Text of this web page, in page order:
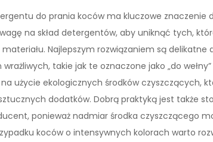
do prania koców ma kluczowe znaczenie
na skład detergentów, aby uniknąć tych,
Najlepszym rozwiązaniem są
takie jak te oznaczone jako „do
użycie ekologicznych środków czyszczących,
dodatków. Dobrą praktyką jest także
ponieważ nadmiar środka czyszczącego
koców o intensywnych kolorach warto